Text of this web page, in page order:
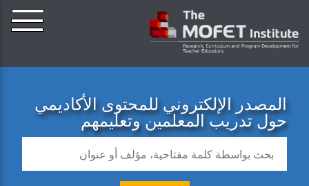
المصدر الإلكتروني للمحتوى الأكاديمي
حول تدريب المعلمين وتعليمهم